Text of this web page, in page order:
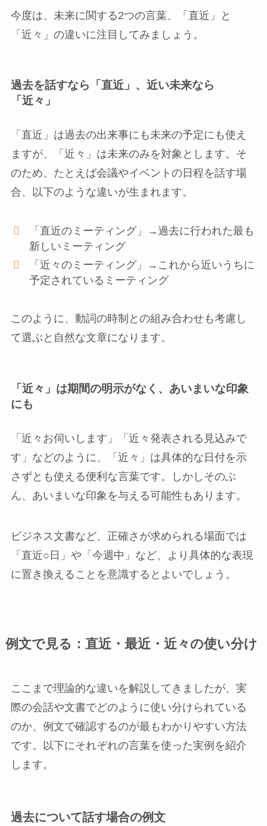
今度は、未来に関する2つの言葉、「直近」と
「近々」の違いに注目してみましょう。
過去を話すなら「直近」、近い未来なら
「近々」
「直近」は過去の出来事にも未来の予定にも使え
ますが、「近々」は未来のみを対象とします。そ
のため、たとえば会議やイベントの日程を話す場
合、以下のような違いが生まれます。
「直近のミーティング」→過去に行われた最も
新しいミーティング
「近々のミーティング」→これから近いうちに
予定されているミーティング
このように、動詞の時制との組み合わせも考慮し
て選ぶと自然な文章になります。
「近々」は期間の明示がなく、あいまいな印象
にも
「近々お伺いします」「近々発表される見込みで
す」などのように、「近々」は具体的な日付を示
さずとも使える便利な言葉です。しかしそのぶ
ん、あいまいな印象を与える可能性もあります。
ビジネス文書など、正確さが求められる場面では
「直近○日」や「今週中」など、より具体的な表現
に置き換えることを意識するとよいでしょう。
例文で見る：直近・最近・近々の使い分け
ここまで理論的な違いを解説してきましたが、実
際の会話や文書でどのように使い分けられている
のか、例文で確認するのが最もわかりやすい方法
です。以下にそれぞれの言葉を使った実例を紹介
します。
過去について話す場合の例文